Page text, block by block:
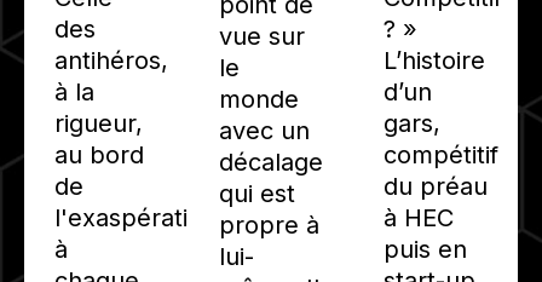
des
antihéros,
à la
rigueur,
au bord
de
l'exaspération
à
vue sur
le
monde
avec un
décalage
qui est
propre à
lui-
? »
L’histoire
d’un
gars,
compétitif
du préau
à HEC
puis en